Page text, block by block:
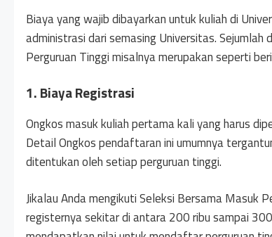
Biaya yang wajib dibayarkan untuk kuliah di
administrasi dari semasing Universitas.
Perguruan Tinggi misalnya merupakan seperti
1. Biaya Registrasi
Ongkos masuk kuliah pertama kali yang harus
Detail Ongkos pendaftaran ini umumnya
ditentukan oleh setiap perguruan tinggi.
Jikalau Anda mengikuti Seleksi Bersama Masuk
registernya sekitar di antara 200 ribu sampai